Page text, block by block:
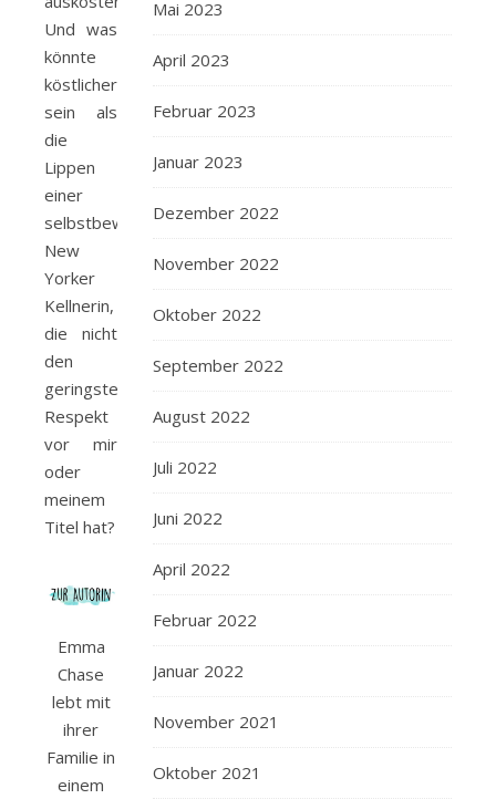
Und was
könnte
köstlicher
sein als
die
Lippen
einer
selbstbewussten
New
Yorker
Kellnerin,
die nicht
den
geringsten
Respekt
vor mir
oder
meinem
Titel hat?
Emma
Chase
lebt mit
ihrer
Familie in
einem
Mai 2023
April 2023
Februar 2023
Januar 2023
Dezember 2022
November 2022
Oktober 2022
September 2022
August 2022
Juli 2022
Juni 2022
April 2022
Februar 2022
Januar 2022
November 2021
Oktober 2021